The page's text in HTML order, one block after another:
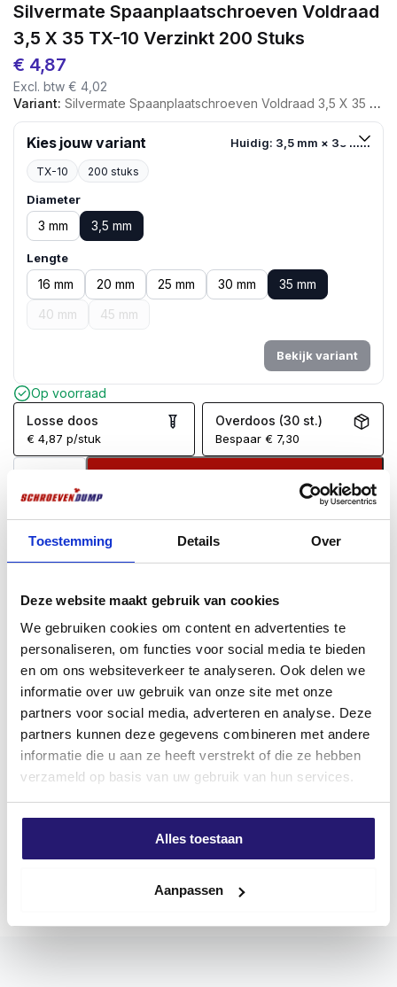
Toestemming Details Over
Deze website maakt gebruik van cookies
We gebruiken cookies om content en advertenties te
personaliseren, om functies voor social media te bieden
en om ons websiteverkeer te analyseren. Ook delen we
informatie over uw gebruik van onze site met onze
partners voor social media, adverteren en analyse. Deze
partners kunnen deze gegevens combineren met andere
informatie die u aan ze heeft verstrekt of die ze hebben
verzameld op basis van uw gebruik van hun services.
Alles toestaan
Aanpassen
Silvermate Spaanplaatschroeven Voldraad
3,5 X 35 TX-10 Verzinkt 200 Stuks
€ 4,87
Excl. btw € 4,02
Variant: Silvermate Spaanplaatschroeven Voldraad 3,5 X 35 TX-10 Verzinkt 200 Stuks
Kies jouw variant Huidig: 3,5 mm × 35 mm
TX-10 200 stuks
Diameter
3 mm 3,5 mm
Lengte
16 mm 20 mm 25 mm 30 mm
35 mm
40 mm
45 mm
Bekijk variant
Op voorraad
Losse doos
€ 4,87 p/stuk
Overdoos (30 st.)
Bespaar€ 7,30
Voor17:00besteld, zelfde dag verzonden*
Gratisverzending vanaf €99
BEOORDELINGEN (0)
Productomschrijving
Spaanplaatschroeven silvermate
De SilverMate Next generation schroeven hebben
voor elke lengte en diameter, als unieke schroef in de
markt, een eigen optimale spoed en specifieke
Korte schroeven hebben juist een kleinere spoed om
langere schroeven, vanaf 60mm tot 200mm, zijn
waardoor deze schroeven sneller in kunnen draaien.
Meer weergeven